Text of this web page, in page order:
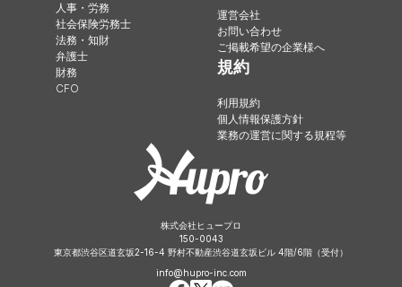
人事・労務
社会保険労務士
法務・知財
弁護士
財務
CFO
運営会社
お問い合わせ
ご掲載希望の企業様へ
規約
利用規約
個人情報保護方針
業務の運営に関する規程等
株式会社ヒュープロ
150-0043
東京都渋谷区道玄坂2-16-4 野村不動産渋谷道玄坂ビル 4階/6階（受付）
info@hupro-inc.com